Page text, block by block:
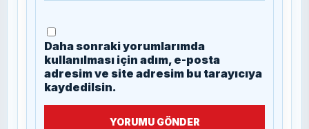
Daha sonraki yorumlarımda
kullanılması için adım, e-posta
adresim ve site adresim bu tarayıcıya
kaydedilsin.
YORUMU GÖNDER